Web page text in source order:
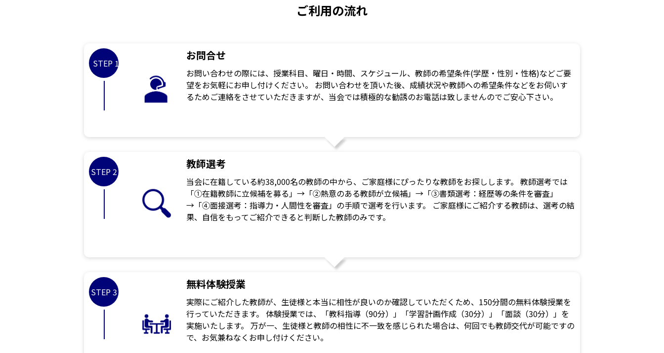
ご利用の流れ
STEP 1
お問合せ
お問い合わせの際には、授業科目、曜日・時間、スケジュール、教師の希望条件(学歴・性別・性格)などご要
望をお気軽にお申し付けください。 お問い合わせを頂いた後、成績状況や教師への希望条件などをお伺いす
るためご連絡をさせていただきますが、当会では積極的な勧誘のお電話は致しませんのでご安心下さい。
STEP 2
教師選考
当会に在籍している約38,000名の教師の中から、ご家庭様にぴったりな教師をお探しします。 教師選考では
「①在籍教師に立候補を募る」→「②熱意のある教師が立候補」→「③書類選考：経歴等の条件を審査」
→「④面接選考：指導力・人間性を審査」の手順で選考を行います。 ご家庭様にご紹介する教師は、選考の結
果、自信をもってご紹介できると判断した教師のみです。
STEP 3
無料体験授業
実際にご紹介した教師が、生徒様と本当に相性が良いのか確認していただくため、150分間の無料体験授業を
行っていただきます。 体験授業では、「教科指導（90分）」「学習計画作成（30分）」「面談（30分）」を
実施いたします。 万が一、生徒様と教師の相性に不一致を感じられた場合は、何回でも教師交代が可能ですの
で、お気兼ねなくお申し付けください。